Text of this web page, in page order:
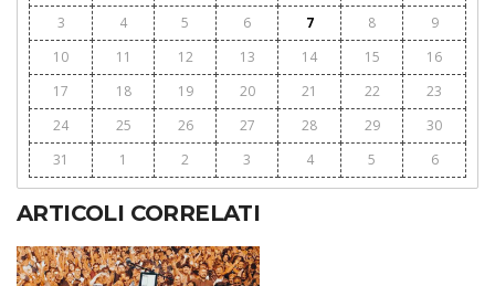
3
4 5 6 7 8
9
10
11 12 13 14 15
16
17
18 19 20 21 22
23
24
25 26 27 28 29
30
31
1 2 3 4 5 6
ARTICOLI CORRELATI